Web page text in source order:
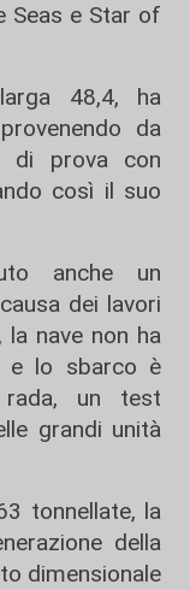
Seas e Star of
48,4, ha
provenendo da
di prova con
così il suo
anche un
dei lavori
nave non ha
e lo sbarco è
un test
grandi unità
tonnellate, la
della
dimensionale